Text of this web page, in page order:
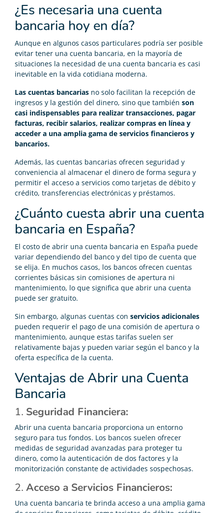
¿Es necesaria una cuenta
bancaria hoy en día?
Aunque en algunos casos particulares podría ser posible
evitar tener una cuenta bancaria, en la mayoría de
situaciones la necesidad de una cuenta bancaria es casi
inevitable en la vida cotidiana moderna.
Las cuentas bancarias no solo facilitan la recepción de
ingresos y la gestión del dinero, sino que también son
casi indispensables para realizar transacciones, pagar
facturas, recibir salarios, realizar compras en línea y
acceder a una amplia gama de servicios financieros y
bancarios.
Además, las cuentas bancarias ofrecen seguridad y
conveniencia al almacenar el dinero de forma segura y
permitir el acceso a servicios como tarjetas de débito y
crédito, transferencias electrónicas y préstamos.
¿Cuánto cuesta abrir una cuenta
bancaria en España?
El costo de abrir una cuenta bancaria en España puede
variar dependiendo del banco y del tipo de cuenta que
se elija. En muchos casos, los bancos ofrecen cuentas
corrientes básicas sin comisiones de apertura ni
mantenimiento, lo que significa que abrir una cuenta
puede ser gratuito.
Sin embargo, algunas cuentas con servicios adicionales
pueden requerir el pago de una comisión de apertura o
mantenimiento, aunque estas tarifas suelen ser
relativamente bajas y pueden variar según el banco y la
oferta específica de la cuenta.
Ventajas de Abrir una Cuenta
Bancaria
1. Seguridad Financiera:
Abrir una cuenta bancaria proporciona un entorno
seguro para tus fondos. Los bancos suelen ofrecer
medidas de seguridad avanzadas para proteger tu
dinero, como la autenticación de dos factores y la
monitorización constante de actividades sospechosas.
2. Acceso a Servicios Financieros:
Una cuenta bancaria te brinda acceso a una amplia gama